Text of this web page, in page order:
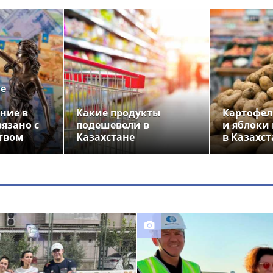
в
с
Какие продукты
подешевели в
Казахстане
и
в